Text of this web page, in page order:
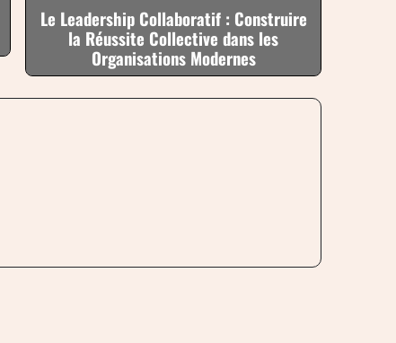
Le Leadership Collaboratif : Construire
la Réussite Collective dans les
Organisations Modernes